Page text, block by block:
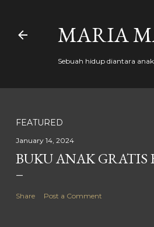
MARIA
Sebuah hidup diantara
FEATURED
January 14, 2024
BUKU ANAK GRATIS
Share Post a Comment